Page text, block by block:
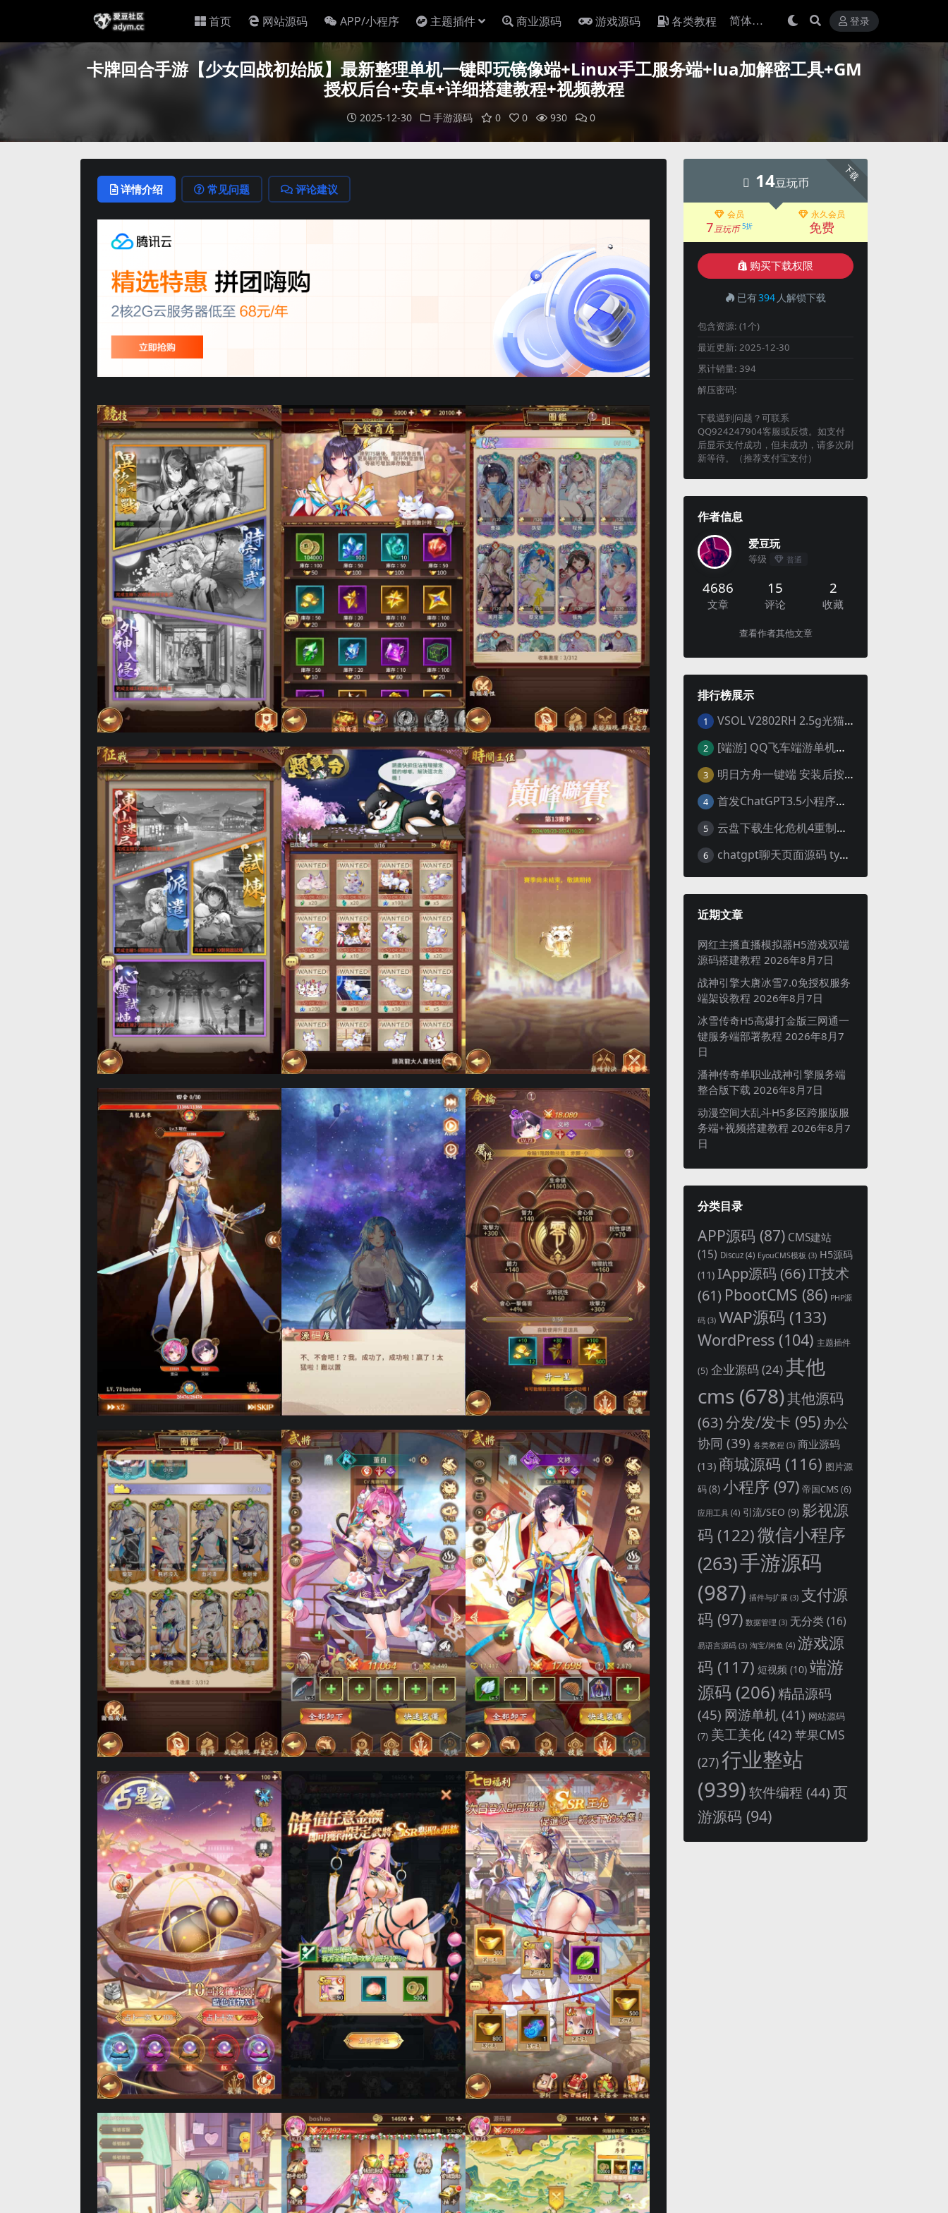
首页 网站源码 APP/小程序 主题插件 商业源码 游戏源码 各类教程 登录
卡牌回合手游【少女回战初始版】最新整理单机一键即玩镜像端+Linux手工服务端+lua加解密工具+GM
授权后台+安卓+详细搭建教程+视频教程
2025-12-30 手游源码 0 0 930 0
详情介绍 常见问题 评论建议
下载
14豆玩币
会员
7豆玩币 5折
永久会员
免费
购买下载权限
已有394 人解锁下载
包含资源: (1个)
最近更新: 2025-12-30
累计销量: 394
解压密码:
下载遇到问题？可联系
QQ924247904客服或反馈。如支付
后显示支付成功，但未成功，请多次刷
新等待。（推荐支付宝支付）
作者信息
爱豆玩
等级 普通
4686
文章
15
评论
2
收藏
查看作者其他文章
排行榜展示
1 VSOL V2802RH 2.5g光猫 设置使用教程及设置SN教程-附带稳定固件使用手册等
2 [端游] QQ飞车端游单机版，各种车套装都有，免虚拟机
3 明日方舟一键端 安装后按说明启动即可
4 首发ChatGPT3.5小程序开源vue
5 云盘下载生化危机4重制版女皇豪华版分流+女皇学习补丁+修改器 解压即玩【阿里云盘】
6 chatgpt聊天页面源码 typecho博客程序joe主题
近期文章
网红主播直播模拟器H5游戏双端
源码搭建教程 2026年8月7日
战神引擎大唐冰雪7.0免授权服务
端架设教程 2026年8月7日
冰雪传奇H5高爆打金版三网通一
键服务端部署教程 2026年8月7
日
潘神传奇单职业战神引擎服务端
整合版下载 2026年8月7日
动漫空间大乱斗H5多区跨服版服
务端+视频搭建教程 2026年8月7
日
分类目录
APP源码 (87) CMS建站
(15) Discuz (4) EyouCMS模板 (3) H5源码
(11) IApp源码 (66)IT技术
(61) PbootCMS (86) PHP源
码 (3) WAP源码 (133)
WordPress (104) 主题插件
(5) 企业源码 (24)其他
cms (678)其他源码
(63)分发/发卡 (95) 办公
协同 (39) 各类教程 (3) 商业源码
(13) 商城源码 (116) 图片源
码(8) 小程序 (97) 帝国CMS(6)
应用工具 (4) 引流/SEO (9) 影视源
码 (122)微信小程序
(263)手游源码
(987) 插件与扩展 (3) 支付源
码 (97) 数据管理 (3) 无分类(16)
易语言源码 (3) 淘宝/闲鱼 (4) 游戏源
码 (117) 短视频 (10) 端游
源码 (206)精品源码
(45) 网游单机 (41) 网站源码
(7) 美工美化 (42) 苹果CMS
(27)行业整站
(939)软件编程 (44)页
游源码 (94)